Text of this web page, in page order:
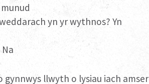
yn yr wythnos? Yn
llwyth o lysiau iach amser